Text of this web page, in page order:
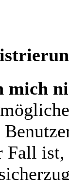
mich
Fall